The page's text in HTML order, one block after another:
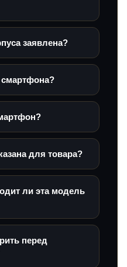
заявлена?
для товара?
ли эта модель
перед